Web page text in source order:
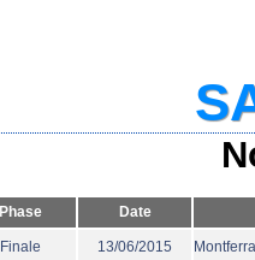
Phase Date
Finale 13/06/2015